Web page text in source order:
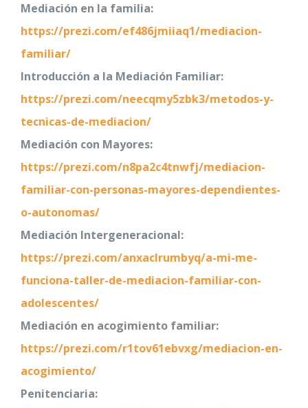
Mediación en la familia:
https://prezi.com/ef486jmiiaq1/mediacion-
familiar/
Introducción a la Mediación Familiar:
https://prezi.com/neecqmy5zbk3/metodos-y-
tecnicas-de-mediacion/
Mediación con Mayores:
https://prezi.com/n8pa2c4tnwfj/mediacion-
familiar-con-personas-mayores-dependientes-
o-autonomas/
Mediación Intergeneracional:
https://prezi.com/anxaclrumbyq/a-mi-me-
funciona-taller-de-mediacion-familiar-con-
adolescentes/
Mediación en acogimiento familiar:
https://prezi.com/r1tov61ebvxg/mediacion-en-
acogimiento/
Penitenciaria: